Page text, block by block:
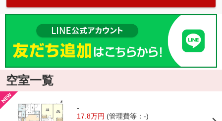
空室一覧
-
17.8万円 (管理費等：-)